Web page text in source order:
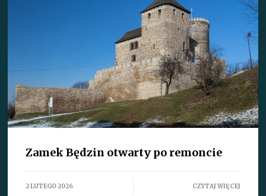
Zamek Będzin otwarty po remoncie
2 LUTEGO 2026 CZYTAJ WIĘCEJ